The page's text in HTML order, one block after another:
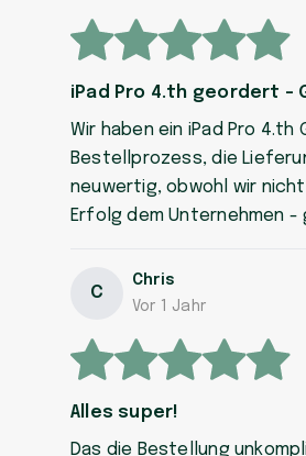
iPad Pro 4.th geordert -
Wir haben ein iPad Pro
Bestellprozess, die
neuwertig, obwohl wir
Erfolg dem Unternehmen -
C
Chris
Vor 1 Jahr
Alles super!
Das die Bestellung